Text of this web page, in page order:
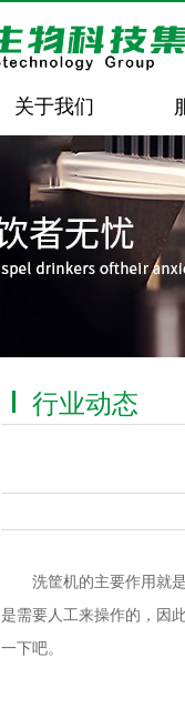
关于我们
行业动态
洗筐机的主要作用就是
是需要人工来操作的，因
一下吧。